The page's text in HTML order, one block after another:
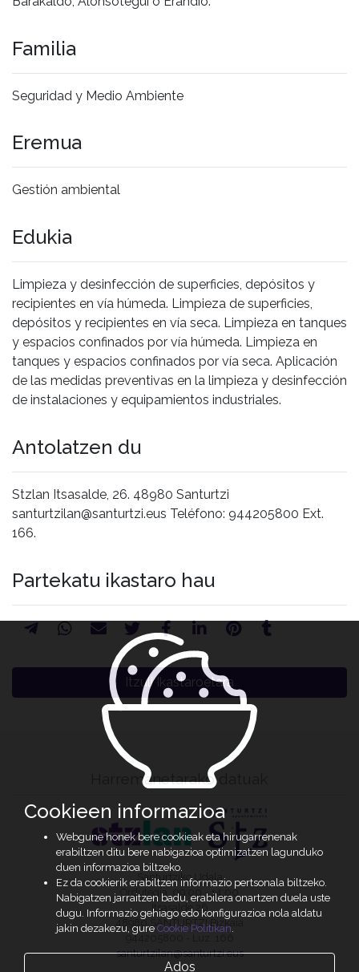
Familia
Seguridad y Medio Ambiente
Eremua
Gestión ambiental
Edukia
Limpieza y desinfección de superficies, depósitos y
recipientes en vía húmeda. Limpieza de superficies,
depósitos y recipientes en vía seca. Limpieza en tanques
y espacios confinados por vía húmeda. Limpieza en
tanques y espacios confinados por vía seca. Aplicación
de las medidas preventivas en la limpieza y desinfección
de instalaciones y equipamientos industriales.
Antolatzen du
Stzlan Itsasalde, 26. 48980 Santurtzi
santurtzilan@santurtzi.eus Teléfono: 944205800 Ext.
166.
Partekatu ikastaro hau
Itzuli Ikastaroetara
Harremanetarako datuak
Santurtziko Udala
Ordutegia: 09:00 - 14:00
Itsasalde 26
48980 SANTURTZI Bizkaia
944205800 - Luz. 166
santurtzilan@santurtzi.eus
Cookieen informazioa
Webgune honek bere cookieak eta hirugarrenenak
erabiltzen ditu bere nabigazioa optimizatzen lagunduko
duen informazioa biltzeko.
Ez da cookierik erabiltzen informazio pertsonala biltzeko.
Nabigatzen jarraitzen badu, erabilera onartzen duela uste
dugu. Informazio gehiago edo konfigurazioa nola aldatu
jakin dezakezu, gure Cookie Politikan.
Ados